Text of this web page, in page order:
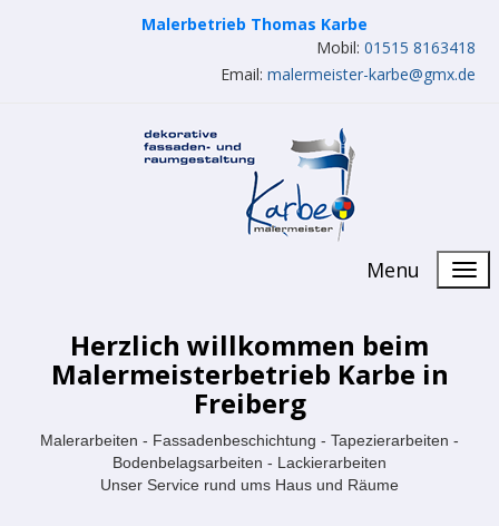
Malerbetrieb Thomas Karbe
Mobil: 01515 8163418
Email: malermeister-karbe@gmx.de
Menu
Herzlich willkommen beim
Malermeisterbetrieb Karbe in
Freiberg
Malerarbeiten - Fassadenbeschichtung - Tapezierarbeiten -
Bodenbelagsarbeiten - Lackierarbeiten
Unser Service rund ums Haus und Räume